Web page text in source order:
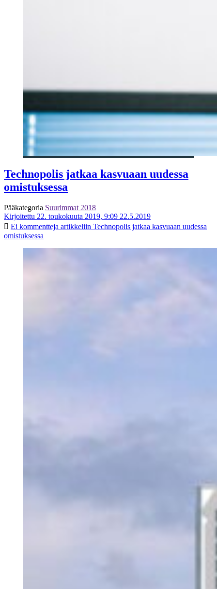
Technopolis jatkaa kasvuaan uudessa
omistuksessa
Pääkategoria Suurimmat 2018
Kirjoitettu 22. toukokuuta 2019, 9:09 22.5.2019
Ei kommentteja artikkeliin Technopolis jatkaa kasvuaan uudessa
omistuksessa